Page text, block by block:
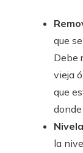
que
Debe
vieja
que
la